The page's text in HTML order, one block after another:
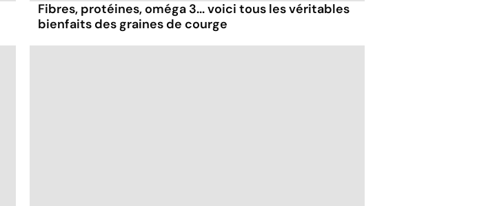
Fibres, protéines, oméga 3... voici tous les véritables
bienfaits des graines de courge